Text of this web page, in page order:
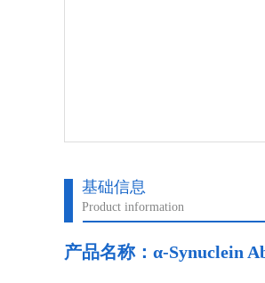
基础信息
Product information
产品名称： α-Synuclein